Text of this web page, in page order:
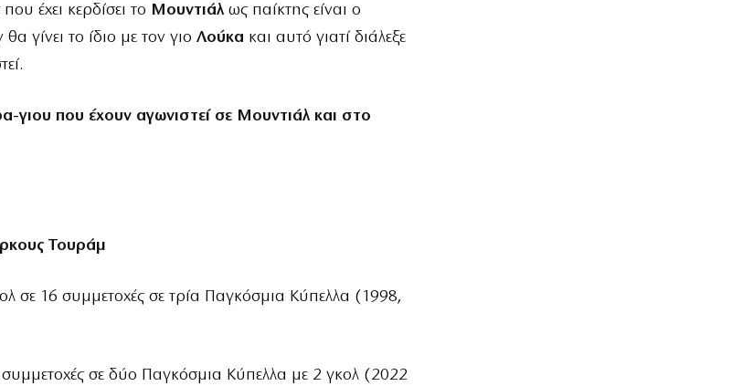
έχει κερδίσει το Μουντιάλ ως παίκτης είναι ο
θα γίνει το ίδιο με τον γιο Λούκα και αυτό γιατί διάλεξε
γιου που έχουν αγωνιστεί σε Μουντιάλ και στο
Τουράμ
σε 16 συμμετοχές σε τρία Παγκόσμια Κύπελλα (1998,
σε δύο Παγκόσμια Κύπελλα με 2 γκολ (2022